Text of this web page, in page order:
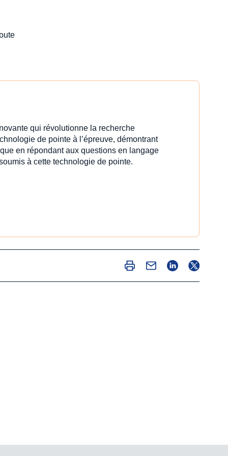
qui révolutionne la recherche
de pointe à l’épreuve, démontrant
en répondant aux questions en langage
à cette technologie de pointe.